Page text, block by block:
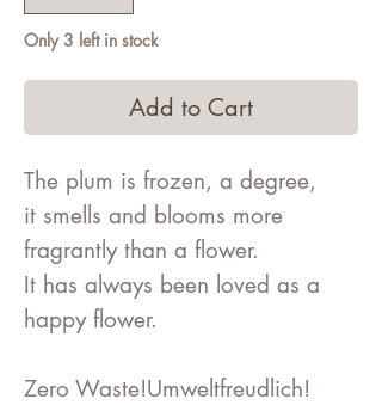
Only 3 left in stock
Add to Cart
The plum is frozen, a degree,
it smells and blooms more
fragrantly than a flower.
It has always been loved as a
happy flower.
Zero Waste!Umweltfreudlich!